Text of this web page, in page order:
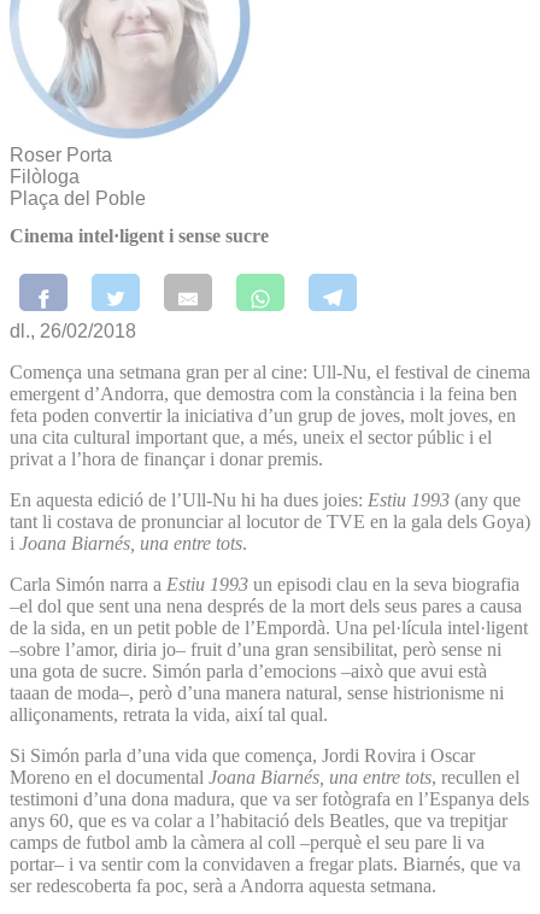
Roser Porta
Filòloga
Plaça del Poble
Cinema intel·ligent i sense sucre
dl., 26/02/2018
Comença una setmana gran per al cine: Ull-Nu, el festival de cinema
emergent d’Andorra, que demostra com la constància i la feina ben
feta poden convertir la iniciativa d’un grup de joves, molt joves, en
una cita cultural important que, a més, uneix el sector públic i el
privat a l’hora de finançar i donar premis.
En aquesta edició de l’Ull-Nu hi ha dues joies: Estiu 1993 (any que
tant li costava de pronunciar al locutor de TVE en la gala dels Goya)
i Joana Biarnés, una entre tots.
Carla Simón narra a Estiu 1993 un episodi clau en la seva biografia
–el dol que sent una nena després de la mort dels seus pares a causa
de la sida, en un petit poble de l’Empordà. Una pel·lícula intel·ligent
–sobre l’amor, diria jo– fruit d’una gran sensibilitat, però sense ni
una gota de sucre. Simón parla d’emocions –això que avui està
taaan de moda–, però d’una manera natural, sense histrionisme ni
alliçonaments, retrata la vida, així tal qual.
Si Simón parla d’una vida que comença, Jordi Rovira i Oscar
Moreno en el documental Joana Biarnés, una entre tots, recullen el
testimoni d’una dona madura, que va ser fotògrafa en l’Espanya dels
anys 60, que es va colar a l’habitació dels Beatles, que va trepitjar
camps de futbol amb la càmera al coll –perquè el seu pare li va
portar– i va sentir com la convidaven a fregar plats. Biarnés, que va
ser redescoberta fa poc, serà a Andorra aquesta setmana.